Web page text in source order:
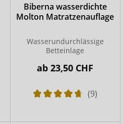
Biberna wasserdichte
Molton Matratzenauflage
Wasserundurchlässige
Betteinlage
ab23,50 CHF
(9)